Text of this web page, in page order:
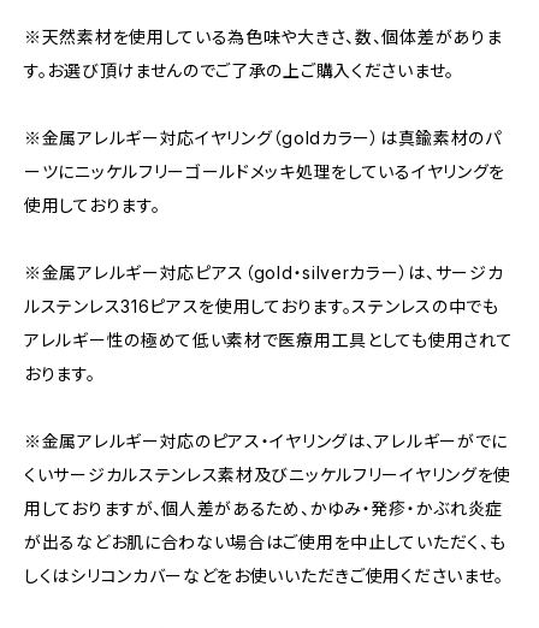
※天然素材を使用している為色味や大きさ、数、個体差がありま
す。お選び頂けませんのでご了承の上ご購入くださいませ。
※金属アレルギー対応イヤリング（goldカラー）は真鍮素材のパ
ーツにニッケルフリーゴールドメッキ処理をしているイヤリングを
使用しております。
※金属アレルギー対応ピアス（gold・silverカラー）は、サージカ
ルステンレス316ピアスを使用しております。ステンレスの中でも
アレルギー性の極めて低い素材で医療用工具としても使用されて
おります。
※金属アレルギー対応のピアス・イヤリングは、アレルギーがでに
くいサージカルステンレス素材及びニッケルフリーイヤリングを使
用しておりますが、個人差があるため、かゆみ・発疹・かぶれ炎症
が出るなどお肌に合わない場合はご使用を中止していただく、も
しくはシリコンカバーなどをお使いいただきご使用くださいませ。